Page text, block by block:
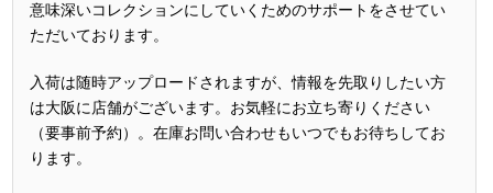
意味深いコレクションにしていくためのサポートをさせてい
ただいております。
入荷は随時アップロードされますが、情報を先取りしたい方
は大阪に店舗がございます。お気軽にお立ち寄りください
（要事前予約）。在庫お問い合わせもいつでもお待ちしてお
ります。